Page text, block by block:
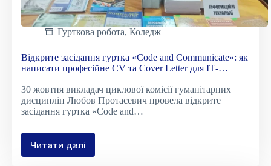
Гурткова робота, Коледж
Відкрите засідання гуртка «Code and Communicate»: як
написати професійне CV та Cover Letter для ІТ-
30 жовтня викладач циклової комісії гуманітарних
дисциплін Любов Протасевич провела відкрите
засідання гуртка «Code and…
Читати далі
Відкрите